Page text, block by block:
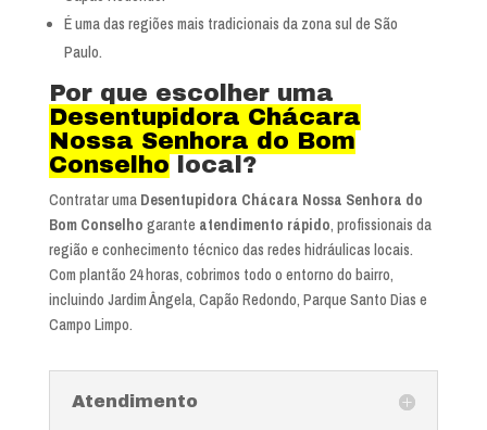
É uma das regiões mais tradicionais da zona sul de São
Paulo.
Por que escolher uma
Desentupidora Chácara
Nossa Senhora do Bom
Conselho local?
Contratar uma Desentupidora Chácara Nossa Senhora do
Bom Conselho garante atendimento rápido, profissionais da
região e conhecimento técnico das redes hidráulicas locais.
Com plantão 24 horas, cobrimos todo o entorno do bairro,
incluindo Jardim Ângela, Capão Redondo, Parque Santo Dias e
Campo Limpo.
Atendimento